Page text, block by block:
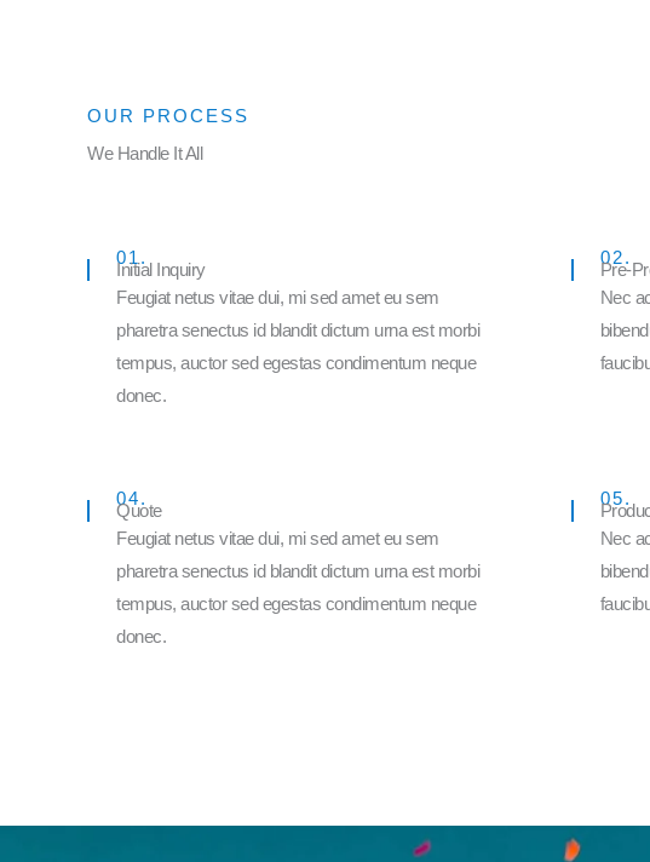
OUR PROCESS
We Handle It All
01.
Initial Inquiry
Feugiat netus vitae dui, mi sed amet eu sem
pharetra senectus id blandit dictum urna est morbi
tempus, auctor sed egestas condimentum neque
donec.
02.
Pre-
Nec
04.
Quote
Feugiat netus vitae dui, mi sed amet eu sem
pharetra senectus id blandit dictum urna est morbi
tempus, auctor sed egestas condimentum neque
donec.
05.
Nec